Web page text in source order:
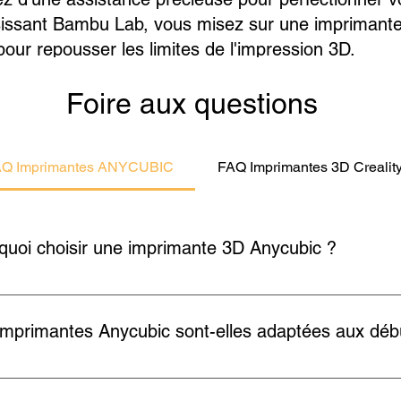
Bambu Lab, vous misez sur une
repousser les limites de l'impression 3D.
Foire aux questions
Imprimantes ANYCUBIC FAQ Imprimantes 3D
choisir une imprimante 3D Anycubic ?
est une marque reconnue dans l’univers de l’impression
de précision et de polyvalence, Anycubic propose des
le prototypage rapide et la fabrication de pièces
Anycubic sont-elles adaptées aux
imprimantes 3D Anycubic sont particulièrement adaptées